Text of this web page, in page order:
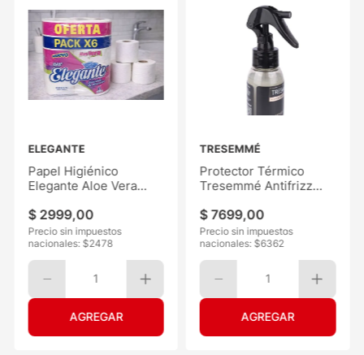
ELEGANTE
Papel Higiénico
Elegante Aloe Vera
$ 2999,00
Precio sin impuestos
nacionales: $2478
1
TRESEMMÉ
Protector Térmico
Tresemmé Antifrizz
$ 7699,00
Precio sin impuestos
nacionales: $6362
1